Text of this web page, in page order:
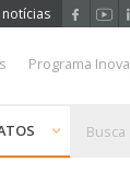
Programa Inova